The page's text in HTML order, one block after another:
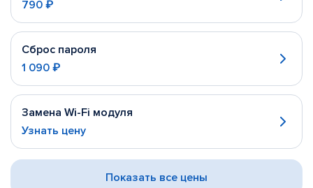
790 ₽
Сброс пароля
1 090 ₽
Замена Wi-Fi модуля
Узнать цену
Показать все цены